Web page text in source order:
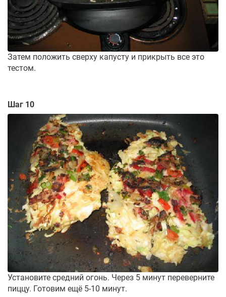
Затем положить сверху капусту и прикрыть все это
тестом.
Шаг 10
Установите средний огонь. Через 5 минут переверните
пиццу. Готовим ещё 5-10 минут.